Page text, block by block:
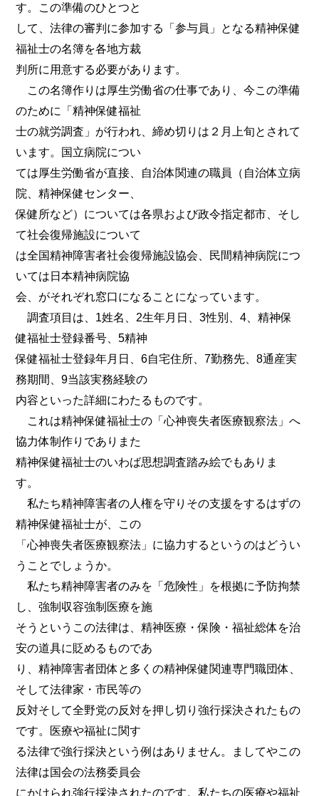
す。この準備のひとつと
して、法律の審判に参加する「参与員」となる精神保健
福祉士の名簿を各地方裁
判所に用意する必要があります。
この名簿作りは厚生労働省の仕事であり、今この準備
のために「精神保健福祉
士の就労調査」が行われ、締め切りは２月上旬とされて
います。国立病院につい
ては厚生労働省が直接、自治体関連の職員（自治体立病
院、精神保健センター、
保健所など）については各県および政令指定都市、そし
て社会復帰施設について
は全国精神障害者社会復帰施設協会、民間精神病院につ
いては日本精神病院協
会、がそれぞれ窓口になることになっています。
調査項目は、1姓名、2生年月日、3性別、4、精神保
健福祉士登録番号、5精神
保健福祉士登録年月日、6自宅住所、7勤務先、8通産実
務期間、9当該実務経験の
内容といった詳細にわたるものです。
これは精神保健福祉士の「心神喪失者医療観察法」へ
協力体制作りでありまた
精神保健福祉士のいわば思想調査踏み絵でもありま
す。
私たち精神障害者の人権を守りその支援をするはずの
精神保健福祉士が、この
「心神喪失者医療観察法」に協力するというのはどうい
うことでしょうか。
私たち精神障害者のみを「危険性」を根拠に予防拘禁
し、強制収容強制医療を施
そうというこの法律は、精神医療・保険・福祉総体を治
安の道具に貶めるものであ
り、精神障害者団体と多くの精神保健関連専門職団体、
そして法律家・市民等の
反対そして全野党の反対を押し切り強行採決されたもの
です。医療や福祉に関す
る法律で強行採決という例はありません。ましてやこの
法律は国会の法務委員会
にかけられ強行採決されたのです。私たちの医療や福祉